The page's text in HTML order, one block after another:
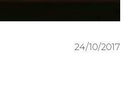
24/10/2017